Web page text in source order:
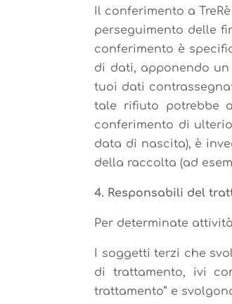
Il conferimento a
perseguimento delle
conferimento è
di dati, apponendo un
tuoi dati
tale rifiuto potrebbe
conferimento di
data di nascita), è
della raccolta (ad
4. Responsabili del
Per determinate
I soggetti terzi che
di trattamento, ivi
trattamento” e